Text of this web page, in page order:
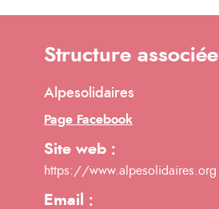
Structure associée
Alpesolidaires
Page Facebook
Site web :
https://www.alpesolidaires.org
Email :